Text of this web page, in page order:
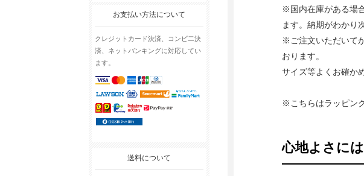
お支払い方法について
クレジットカード決済、コンビ二決
済、ネットバンキングに対応してい
ます。
送料について
※国内在庫がある場
ます。納期がわかり
※ご注文いただいて
おります。
サイズ等よくお確か
※こちらはラッピン
心地よさに